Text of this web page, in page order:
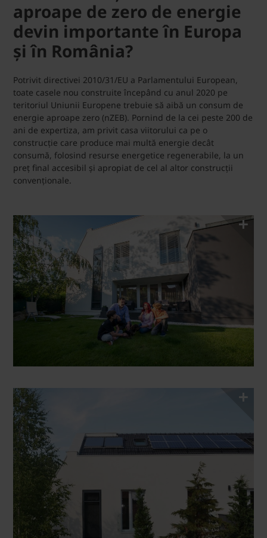
aproape de zero de energie
devin importante în Europa
și în România?
Potrivit directivei 2010/31/EU a Parlamentului European,
toate casele nou construite începând cu anul 2020 pe
teritoriul Uniunii Europene trebuie să aibă un consum de
energie aproape zero (nZEB). Pornind de la cei peste 200 de
ani de expertiza, am privit casa viitorului ca pe o
construcție care produce mai multă energie decât
consumă, folosind resurse energetice regenerabile, la un
preț final accesibil și apropiat de cel al altor construcții
convenționale.